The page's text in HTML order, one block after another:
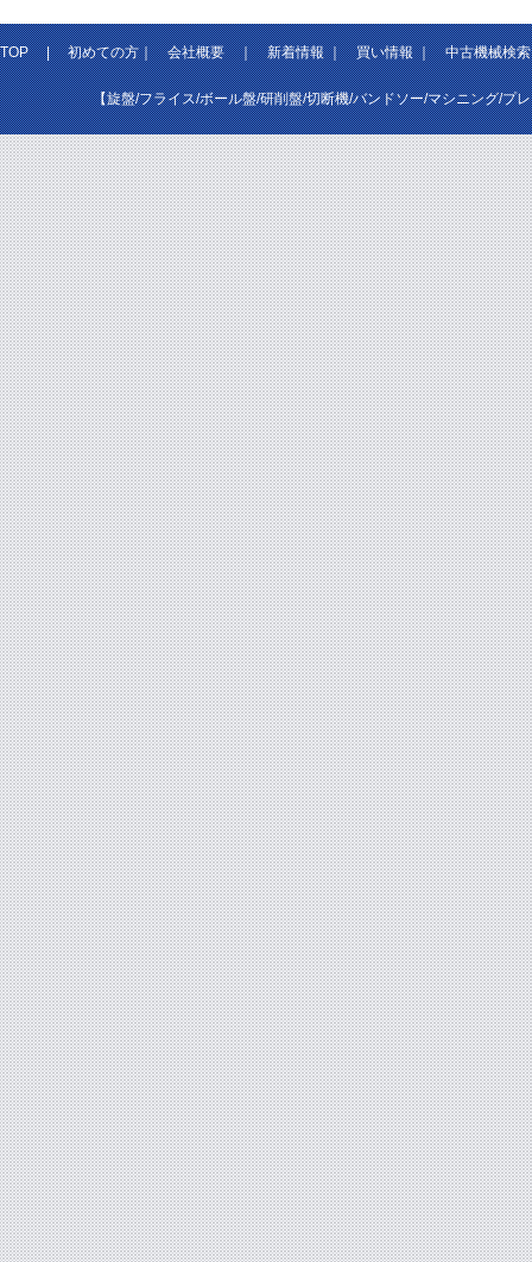
TOP|初めての方｜会社概要｜新着情報｜買い情報｜中古機械検索
【旋盤/フライス/ボール盤/研削盤/切断機/バンドソー/マシニング/プ